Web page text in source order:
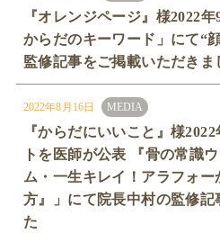
『オレンジページ』様2022
からだのキーワード」にて“
監修記事をご掲載いただきま
2022年8月16日 MEDIA
『からだにいいこと』様
トを医師が公表 『骨の常識
ム・一生キレイ！アラフォー
方』」にて院長中村の監修記
た